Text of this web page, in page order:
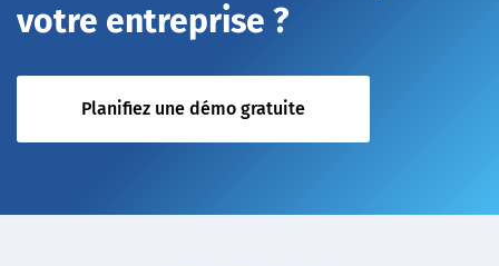
votre entreprise ?
Planifiez une démo gratuite